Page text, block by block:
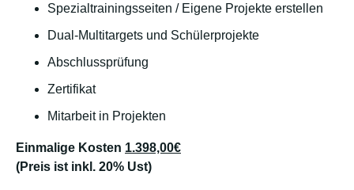
Spezialtrainingsseiten / Eigene Projekte erstellen
Dual-Multitargets und Schülerprojekte
Abschlussprüfung
Zertifikat
Mitarbeit in Projekten
Einmalige Kosten 1.398,00€
(Preis ist inkl. 20% Ust)